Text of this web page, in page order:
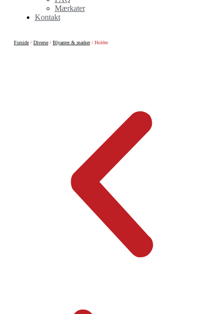
Mærkater
Kontakt
Forside / Diverse / Blyanter & marker/ Holder